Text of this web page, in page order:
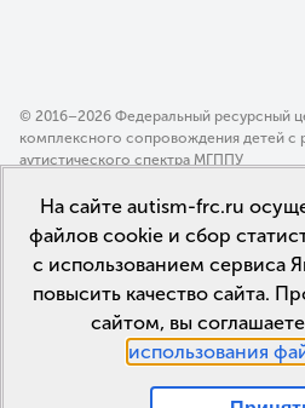
© 2016–2026 Федеральный ресурсный
комплексного сопровождения детей с
аутистического спектра МГППУ
Политика конфиденциальности
Пользовательское соглашение
На сайте autism-frc.ru
файлов cookie и сбор
с использованием сервиса
повысить качество сайта.
сайтом, вы
использования